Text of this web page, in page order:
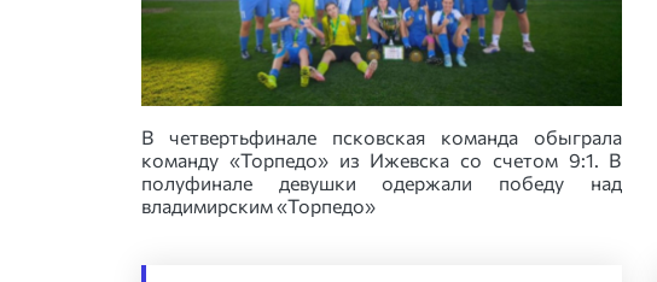
В четвертьфинале псковская команда обыграла
команду «Торпедо» из Ижевска со счетом 9:1. В
полуфинале девушки одержали победу над
владимирским «Торпедо»